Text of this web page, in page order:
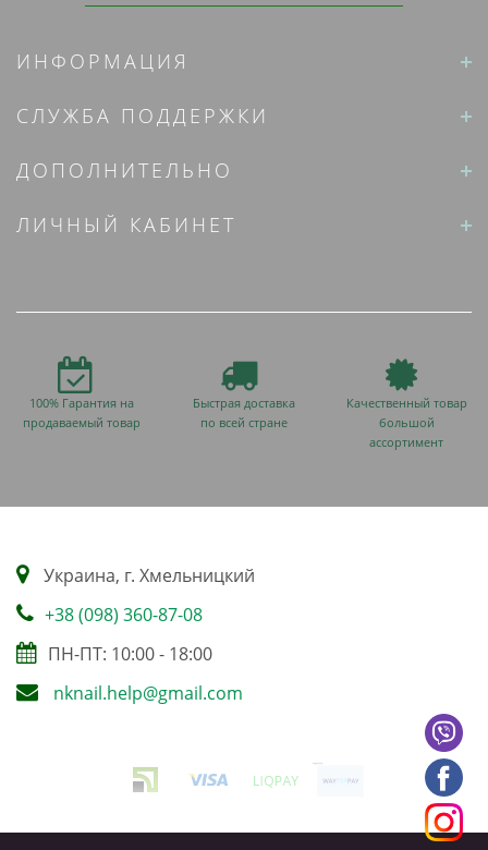
ИНФОРМАЦИЯ
СЛУЖБА ПОДДЕРЖКИ
ДОПОЛНИТЕЛЬНО
ЛИЧНЫЙ КАБИНЕТ
100% Гарантия на
продаваемый товар
Быстрая доставка
по всей стране
Качественный товар
большой
ассортимент
Украина, г. Хмельницкий
+38 (098) 360-87-08
ПН-ПТ: 10:00 - 18:00
nknail.help@gmail.com